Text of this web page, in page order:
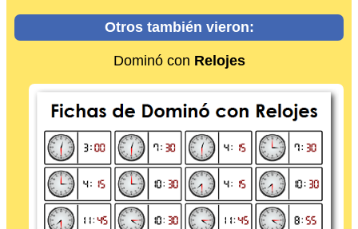
Otros también vieron:
Dominó con Relojes